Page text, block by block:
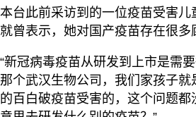
本台此前采访到的一位疫苗受害儿
就曾表示，她对国产疫苗存在很多
“新冠病毒疫苗从研发到上市是需
那个武汉生物公司，我们家孩子就
的百白破疫苗受害的，这个问题都